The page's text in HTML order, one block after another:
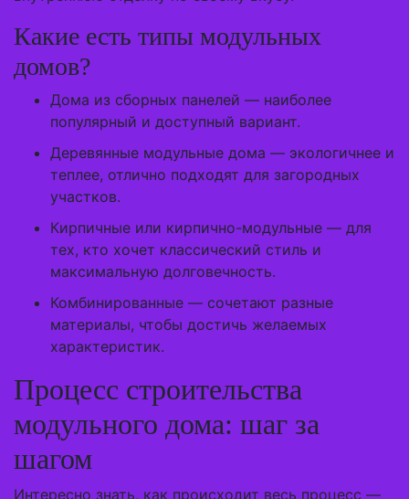
Какие есть типы модульных
домов?
Дома из сборных панелей — наиболее
популярный и доступный вариант.
Деревянные модульные дома — экологичнее и
теплее, отлично подходят для загородных
участков.
Кирпичные или кирпично-модульные — для
тех, кто хочет классический стиль и
максимальную долговечность.
Комбинированные — сочетают разные
материалы, чтобы достичь желаемых
характеристик.
Процесс строительства
модульного дома: шаг за
шагом
Интересно знать, как происходит весь процесс —